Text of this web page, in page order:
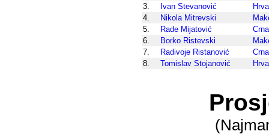
3.
Ivan Stevanović
4.
Nikola Mitrevski
5.
Rade Mijatović
6.
Borko Ristevski
7.
Radivoje Ristanović
8.
Tomislav Stojanović